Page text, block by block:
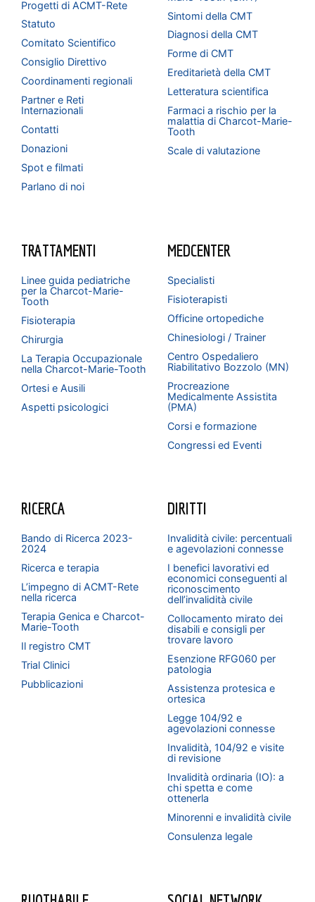
Progetti di ACMT-Rete
Statuto
Comitato Scientifico
Consiglio Direttivo
Coordinamenti regionali
Partner e Reti
Internazionali
Contatti
Donazioni
Spot e filmati
Parlano di noi
Sintomi della CMT
Diagnosi della CMT
Forme di CMT
Ereditarietà della CMT
Letteratura scientifica
Farmaci a rischio per la
malattia di Charcot-Marie-
Tooth
Scale di valutazione
TRATTAMENTI
Linee guida pediatriche
per la Charcot-Marie-
Tooth
Fisioterapia
Chirurgia
La Terapia Occupazionale
nella Charcot-Marie-Tooth
Ortesi e Ausili
Aspetti psicologici
MEDCENTER
Specialisti
Fisioterapisti
Officine ortopediche
Chinesiologi / Trainer
Centro Ospedaliero
Riabilitativo Bozzolo (MN)
Procreazione
Medicalmente Assistita
(PMA)
Corsi e formazione
Congressi ed Eventi
RICERCA
Bando di Ricerca 2023-
2024
Ricerca e terapia
L’impegno di ACMT-Rete
nella ricerca
Terapia Genica e Charcot-
Marie-Tooth
Il registro CMT
Trial Clinici
Pubblicazioni
DIRITTI
Invalidità civile: percentuali
e agevolazioni connesse
I benefici lavorativi ed
economici conseguenti al
riconoscimento
dell’invalidità civile
Collocamento mirato dei
disabili e consigli per
trovare lavoro
Esenzione RFG060 per
patologia
Assistenza protesica e
ortesica
Legge 104/92 e
agevolazioni connesse
Invalidità, 104/92 e visite
di revisione
Invalidità ordinaria (IO): a
chi spetta e come
ottenerla
Minorenni e invalidità civile
Consulenza legale